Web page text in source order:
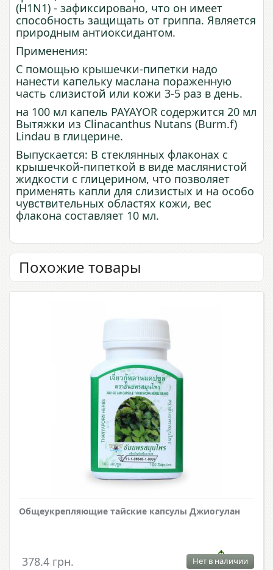
(H1N1) - зафиксировано, что он имеет
способность защищать от гриппа. Является
природным антиоксидантом.
Применения:
С помощью крышечки-пипетки надо
нанести капельку маслана пораженную
часть слизистой или кожи 3-5 раз в день.
на 100 мл капель PAYAYOR содержится 20 мл
Вытяжки из Clinacanthus Nutans (Burm.f)
Lindau в глицерине.
Выпускается: В стеклянных флаконах с
крышечкой-пипеткой в виде маслянистой
жидкости с глицерином, что позволяет
применять капли для слизистых и на особо
чувствительных областях кожи, вес
флакона составляет 10 мл.
Похожие товары
Общеукрепляющие тайские капсулы Джиогулан
378.4 грн. Нет в наличии